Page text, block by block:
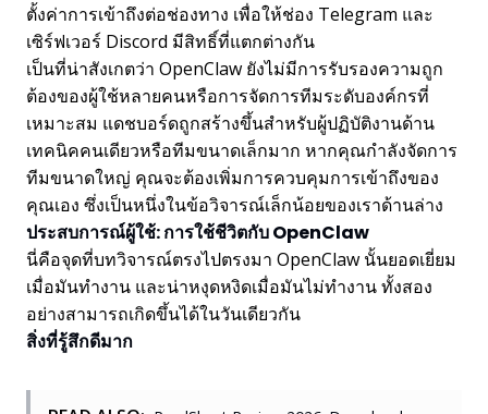
ตั้งค่าการเข้าถึงต่อช่องทาง เพื่อให้ช่อง Telegram และ
เซิร์ฟเวอร์ Discord มีสิทธิ์ที่แตกต่างกัน
เป็นที่น่าสังเกตว่า OpenClaw ยังไม่มีการรับรองความถูก
ต้องของผู้ใช้หลายคนหรือการจัดการทีมระดับองค์กรที่
เหมาะสม แดชบอร์ดถูกสร้างขึ้นสำหรับผู้ปฏิบัติงานด้าน
เทคนิคคนเดียวหรือทีมขนาดเล็กมาก หากคุณกำลังจัดการ
ทีมขนาดใหญ่ คุณจะต้องเพิ่มการควบคุมการเข้าถึงของ
คุณเอง ซึ่งเป็นหนึ่งในข้อวิจารณ์เล็กน้อยของเราด้านล่าง
ประสบการณ์ผู้ใช้: การใช้ชีวิตกับ OpenClaw
นี่คือจุดที่บทวิจารณ์ตรงไปตรงมา OpenClaw นั้นยอดเยี่ยม
เมื่อมันทำงาน และน่าหงุดหงิดเมื่อมันไม่ทำงาน ทั้งสอง
อย่างสามารถเกิดขึ้นได้ในวันเดียวกัน
สิ่งที่รู้สึกดีมาก